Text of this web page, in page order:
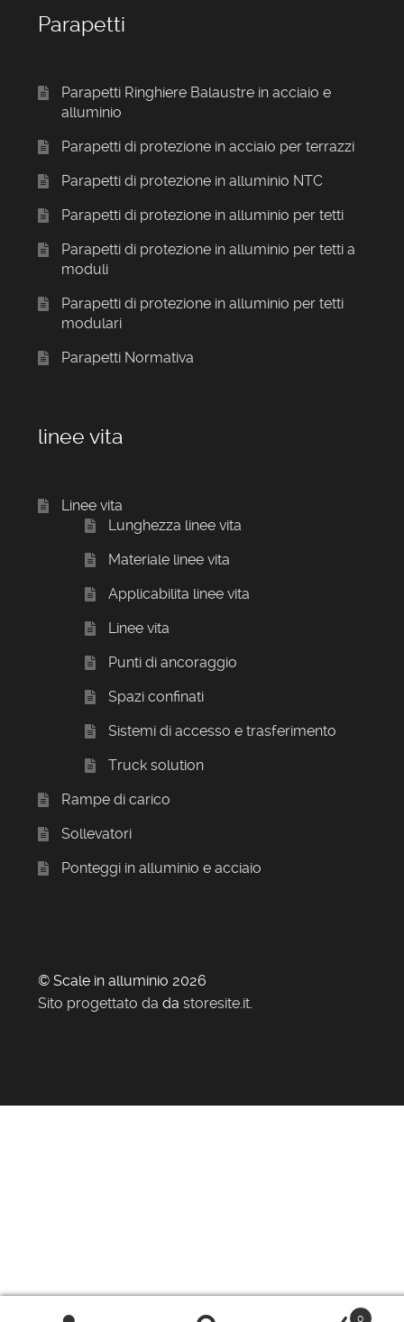
Parapetti
Parapetti Ringhiere Balaustre in acciaio e
alluminio
Parapetti di protezione in acciaio per terrazzi
Parapetti di protezione in alluminio NTC
Parapetti di protezione in alluminio per tetti
Parapetti di protezione in alluminio per tetti a
moduli
Parapetti di protezione in alluminio per tetti
modulari
Parapetti Normativa
linee vita
Linee vita
Lunghezza linee vita
Materiale linee vita
Applicabilita linee vita
Linee vita
Punti di ancoraggio
Spazi confinati
Sistemi di accesso e trasferimento
Truck solution
Rampe di carico
Sollevatori
Ponteggi in alluminio e acciaio
© Scale in alluminio 2026
Sito progettato da da storesite.it.
0